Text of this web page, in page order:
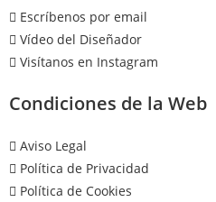
Escríbenos por email
Vídeo del Diseñador
Visítanos en Instagram
Condiciones de la Web
Aviso Legal
Política de Privacidad
Política de Cookies